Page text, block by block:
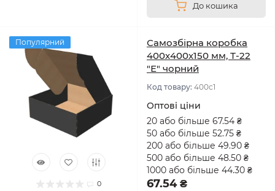
До кошика
Популярний
0
Самозбірна коробка
400х400х150 мм, Т-22
"Е" чорний
Код товару: 400с1
Оптові ціни
20 або більше 67.54 ₴
50 або більше 52.75 ₴
200 або більше 49.90 ₴
500 або більше 48.50 ₴
1000 або більше 44.30 ₴
67.54 ₴